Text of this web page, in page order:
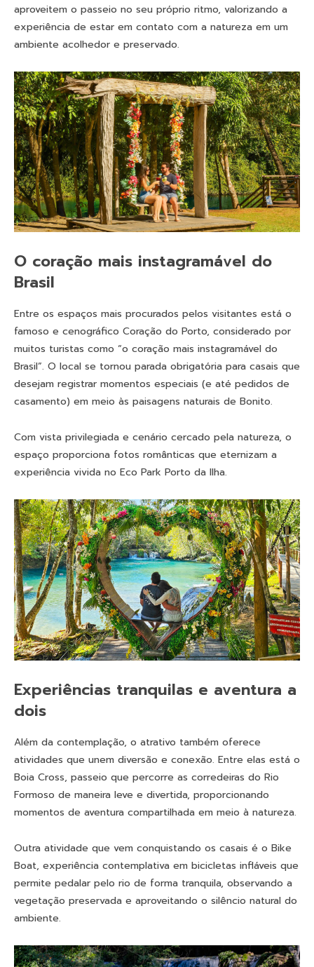
aproveitem o passeio no seu próprio ritmo, valorizando a
experiência de estar em contato com a natureza em um
ambiente acolhedor e preservado.
O coração mais instagramável do
Brasil
Entre os espaços mais procurados pelos visitantes está o
famoso e cenográfico Coração do Porto, considerado por
muitos turistas como “o coração mais instagramável do
Brasil”. O local se tornou parada obrigatória para casais que
desejam registrar momentos especiais (e até pedidos de
casamento) em meio às paisagens naturais de Bonito.
Com vista privilegiada e cenário cercado pela natureza, o
espaço proporciona fotos românticas que eternizam a
experiência vivida no Eco Park Porto da Ilha.
Experiências tranquilas e aventura a
dois
Além da contemplação, o atrativo também oferece
atividades que unem diversão e conexão. Entre elas está o
Boia Cross, passeio que percorre as corredeiras do Rio
Formoso de maneira leve e divertida, proporcionando
momentos de aventura compartilhada em meio à natureza.
Outra atividade que vem conquistando os casais é o Bike
Boat, experiência contemplativa em bicicletas infláveis que
permite pedalar pelo rio de forma tranquila, observando a
vegetação preservada e aproveitando o silêncio natural do
ambiente.